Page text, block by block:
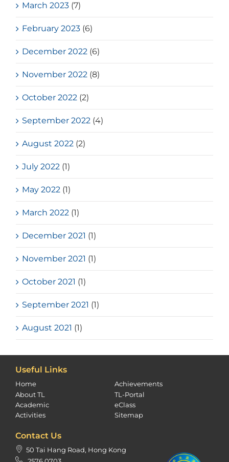
March 2023 (7)
February 2023 (6)
December 2022 (6)
November 2022 (8)
October 2022 (2)
September 2022 (4)
August 2022 (2)
July 2022 (1)
May 2022 (1)
March 2022 (1)
December 2021 (1)
November 2021 (1)
October 2021 (1)
September 2021 (1)
August 2021 (1)
Useful Links
Home
About TL
Academic
Activities
Achievements
TL-Portal
eClass
Sitemap
Contact Us
50 Tai Hang Road, Hong Kong